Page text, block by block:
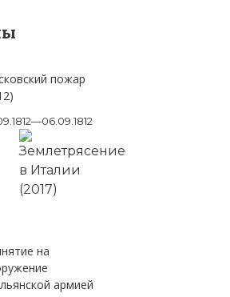
пожар
на
армией
в Италии
код: